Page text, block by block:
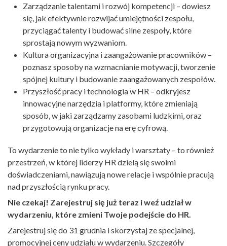
Zarządzanie talentami i rozwój kompetencji – dowiesz
się, jak efektywnie rozwijać umiejętności zespołu,
przyciągać talenty i budować silne zespoły, które
sprostają nowym wyzwaniom.
Kultura organizacyjna i zaangażowanie pracowników –
poznasz sposoby na wzmacnianie motywacji, tworzenie
spójnej kultury i budowanie zaangażowanych zespołów.
Przyszłość pracy i technologia w HR – odkryjesz
innowacyjne narzędzia i platformy, które zmieniają
sposób, w jaki zarządzamy zasobami ludzkimi, oraz
przygotowują organizacje na erę cyfrową.
To wydarzenie to nie tylko wykłady i warsztaty – to również
przestrzeń, w której liderzy HR dzielą się swoimi
doświadczeniami, nawiązują nowe relacje i wspólnie pracują
nad przyszłością rynku pracy.
Nie czekaj! Zarejestruj się już teraz i weź udział w
wydarzeniu, które zmieni Twoje podejście do HR.
Zarejestruj się do 31 grudnia i skorzystaj ze specjalnej,
promocyjnej ceny udziału w wydarzeniu. Szczegóły